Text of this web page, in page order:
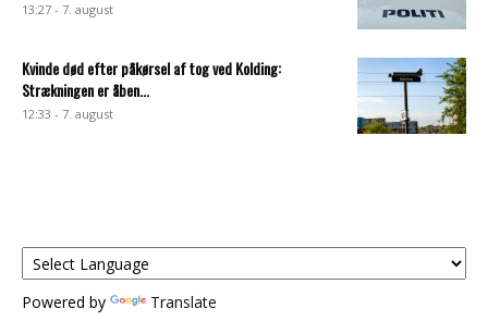
13:27 - 7. august
Kvinde død efter påkørsel af tog ved Kolding:
Strækningen er åben...
12:33 - 7. august
Powered by Translate